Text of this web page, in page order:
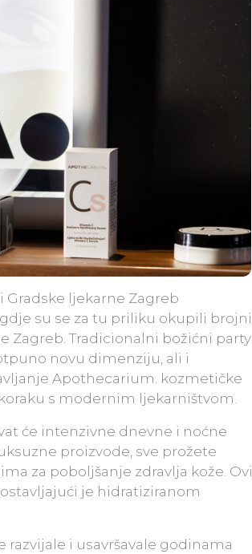
ljekarne Zagreb
su se za tu priliku okupili brojni
Zagreb. Tradicionalni božićni party
novu dimenziju, ali i
Apothecarium. kozmetičke
s modernim ljekarništvom.
će intenzivne dnevne i noćne
proizvode, sve prožete
za poboljšanje zdravlja kože. Ovi
je hidratiziranom
i usavršavale godinama